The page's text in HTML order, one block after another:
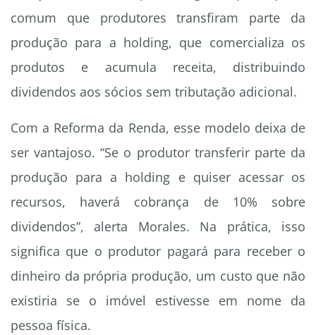
comum que produtores transfiram parte da
produção para a holding, que comercializa os
produtos e acumula receita, distribuindo
dividendos aos sócios sem tributação adicional.
Com a Reforma da Renda, esse modelo deixa de
ser vantajoso. “Se o produtor transferir parte da
produção para a holding e quiser acessar os
recursos, haverá cobrança de 10% sobre
dividendos”, alerta Morales. Na prática, isso
significa que o produtor pagará para receber o
dinheiro da própria produção, um custo que não
existiria se o imóvel estivesse em nome da
pessoa física.